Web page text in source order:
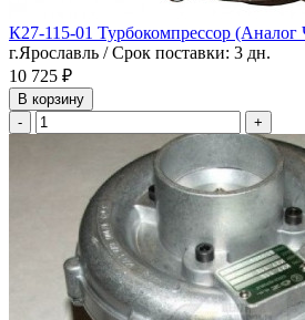
К27-115-01 Турбокомпрессор (Аналог
г.Ярославль / Срок поставки: 3 дн.
10 725 ₽
В корзину
-
+